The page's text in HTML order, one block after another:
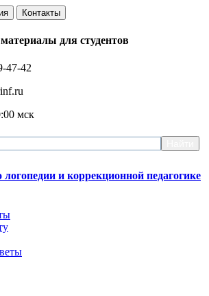
Контакты
для студентов
47-42
мск
и коррекционной педагогике